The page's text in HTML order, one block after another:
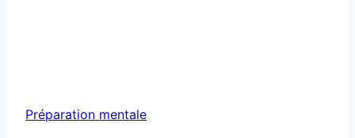
Préparation mentale